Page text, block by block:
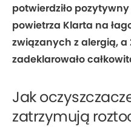
potwierdziło
powietrza Klarta na
związanych z alergią, a
zadeklarowało
Jak
zatrzymują